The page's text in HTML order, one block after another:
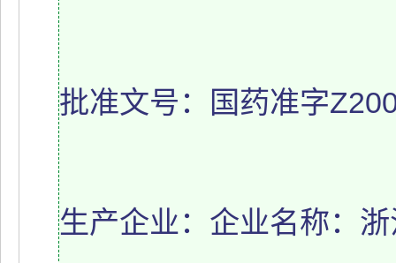
批准文号：国药准字
生产企业：企业名称：